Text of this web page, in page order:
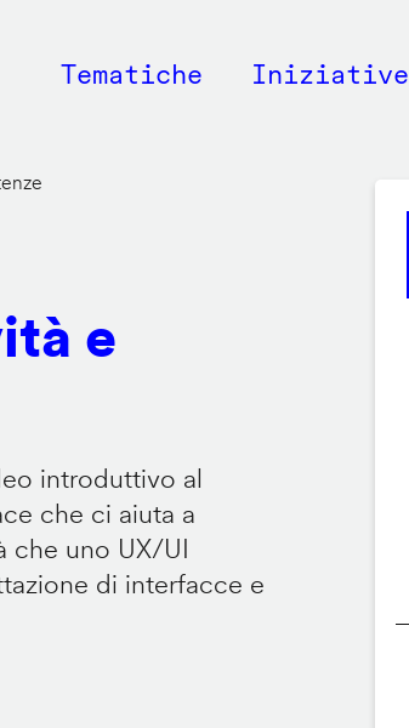
Main
Tematiche Iniziative
e
introduttivo al
che ci aiuta a
che uno UX/UI
di interfacce e